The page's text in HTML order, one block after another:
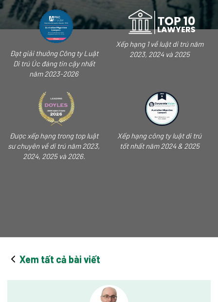
Đạt giải thưởng Công ty Luật
Di trú Úc đáng tin cậy nhất
năm 2023-2026
Xếp hạng 1 về luật di trú năm
2023, 2024 và 2025
Được xếp hạng trong top luật
sư chuyên về di trú năm 2023,
2024, 2025 và 2026.
Xếp hạng công ty luật di trú
tốt nhất năm 2024 & 2025
Xem tất cả bài viết